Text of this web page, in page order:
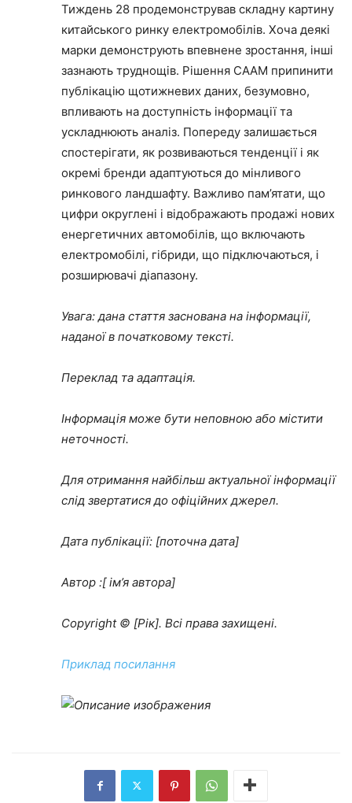
Тиждень 28 продемонстрував складну картину
китайського ринку електромобілів. Хоча деякі
марки демонструють впевнене зростання, інші
зазнають труднощів. Рішення CAAM припинити
публікацію щотижневих даних, безумовно,
впливають на доступність інформації та
ускладнюють аналіз. Попереду залишається
спостерігати, як розвиваються тенденції і як
окремі бренди адаптуються до мінливого
ринкового ландшафту. Важливо пам’ятати, що
цифри округлені і відображають продажі нових
енергетичних автомобілів, що включають
електромобілі, гібриди, що підключаються, і
розширювачі діапазону.
Увага: дана стаття заснована на інформації,
наданої в початковому тексті.
Переклад та адаптація.
Інформація може бути неповною або містити
неточності.
Для отримання найбільш актуальної інформації
слід звертатися до офіційних джерел.
Дата публікації: [поточна дата]
Автор :[ ім’я автора]
Copyright © [Рік]. Всі права захищені.
Приклад посилання